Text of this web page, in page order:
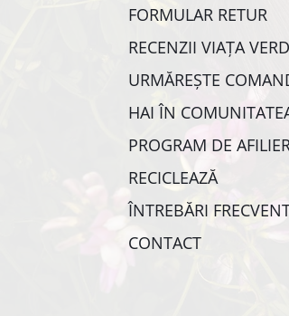
FORMULAR RETUR
RECENZII VIAȚA
URMĂREȘTE
HAI ÎN
PROGRAM DE
RECICLEAZĂ
ÎNTREBĂRI
CONTACT